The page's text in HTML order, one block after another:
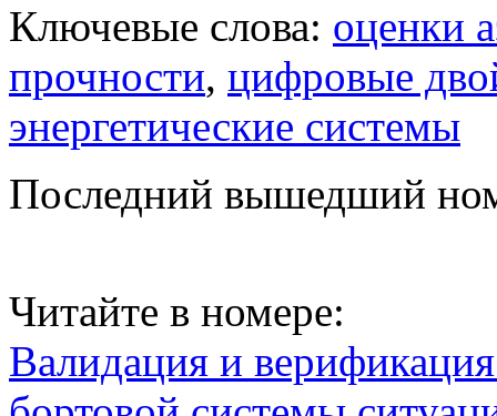
Ключевые слова: оценки
прочности, цифровые
энергетические системы
Последний вышедший
Читайте в номере:
Валидация и